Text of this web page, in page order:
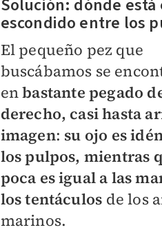
Solución: dónde está
escondido entre los
El pequeño pez que
buscábamos se
enbastante pegado
derecho, casi hasta
imagen: su ojo es
los pulpos, mientras
poca es igual a las
los tentáculos de los
marinos.